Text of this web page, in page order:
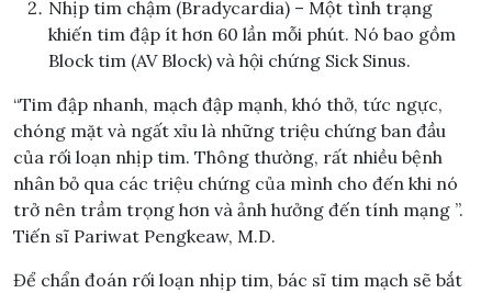
Nhịp tim chậm (Bradycardia) – Một tình trạng
khiến tim đập ít hơn 60 lần mỗi phút. Nó bao gồm
Block tim (AV Block) và hội chứng Sick Sinus.
“Tim đập nhanh, mạch đập mạnh, khó thở, tức ngực,
chóng mặt và ngất xỉu là những triệu chứng ban đầu
của rối loạn nhịp tim. Thông thường, rất nhiều bệnh
nhân bỏ qua các triệu chứng của mình cho đến khi nó
trở nên trầm trọng hơn và ảnh hưởng đến tính mạng ”.
Tiến sĩ Pariwat Pengkeaw, M.D.
Để chẩn đoán rối loạn nhịp tim, bác sĩ tim mạch sẽ bắt